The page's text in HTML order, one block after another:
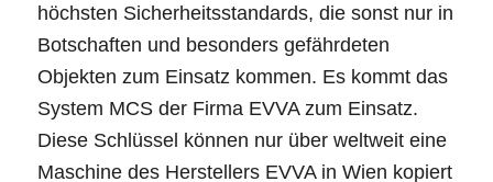
höchsten Sicherheitsstandards, die sonst nur in
Botschaften und besonders gefährdeten
Objekten zum Einsatz kommen. Es kommt das
System MCS der Firma EVVA zum Einsatz.
Diese Schlüssel können nur über weltweit eine
Maschine des Herstellers EVVA in Wien kopiert